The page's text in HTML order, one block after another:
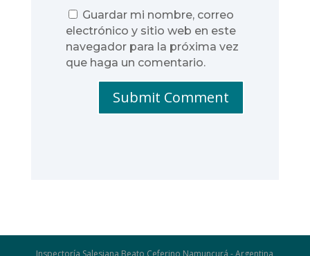
Guardar mi nombre, correo
electrónico y sitio web en este
navegador para la próxima vez
que haga un comentario.
Submit Comment
Inspectoría Salesiana Beato Ceferino Namuncurá - Argentina